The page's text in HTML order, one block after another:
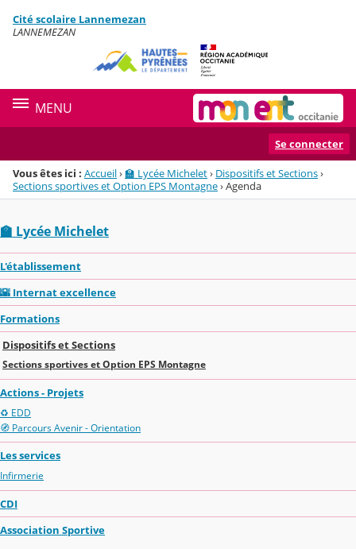
Menu de la rubrique
Contenu
Cité scolaire Lannemezan
LANNEMEZAN
MENU
Se connecter
Vous êtes ici : Accueil›🏫 Lycée Michelet› Dispositifs et Sections›
Sections sportives et Option EPS Montagne›Agenda
🏫 Lycée Michelet
L'établissement
🌇 Internat excellence
Formations
Dispositifs et Sections
Sections sportives et Option EPS Montagne
Actions - Projets
♻️ EDD
🧭 Parcours Avenir - Orientation
Les services
Infirmerie
CDI
Association Sportive